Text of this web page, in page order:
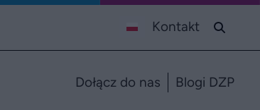
Kontakt
Dołącz do nas Blogi DZP